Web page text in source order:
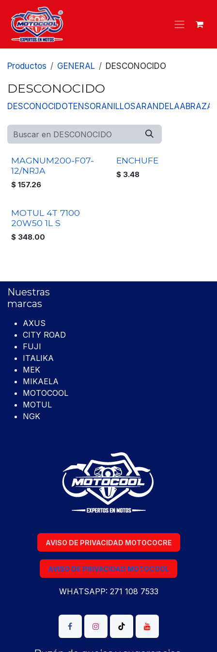
Ir al contenido
Productos GENERAL DESCONOCIDO
DESCONOCIDO
DESCONOCIDOTENSORANILLOSARANDELA
MAGNUM200-F07-
12/NRJA
$ 157.26
ENCHUFE
$ 3.48
MOTUL 4T 7100
20W50 1L S
$ 348.00
Nuestras
marcas
AXUS
CITY ROAD
FUJI
ITALIKA
MEK
MIKAELA
MOTOCOOL
MOTUL
NGK
AVISO DE PRIVACIDAD MOTOCOCRE
AVISO DE PRIVACIDAD MOTOCOOL
WHATSAPP: 271 108 7533